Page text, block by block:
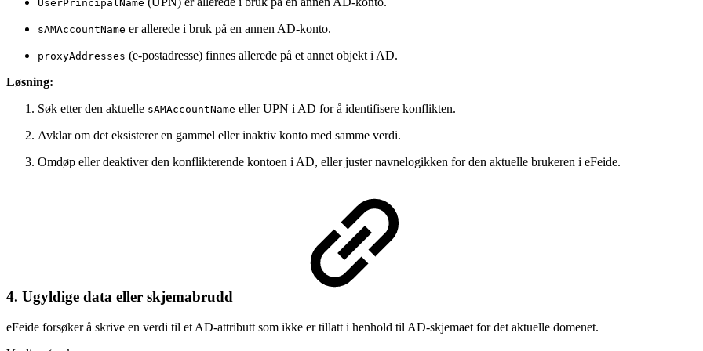
UserPrincipalName
sAMAccountName er allerede i bruk på en annen AD-konto.
proxyAddresses (e-postadresse) finnes allerede på et annet objekt i AD.
Løsning:
Søk etter den aktuelle sAMAccountName eller UPN i AD for å identifisere konflikten.
Avklar om det eksisterer en gammel eller inaktiv konto med samme verdi.
Omdøp eller deaktiver den konflikterende kontoen i AD, eller juster navnelogikken for den aktuelle brukeren i eFeide.
4. Ugyldige data eller skjemabrudd
eFeide forsøker å skrive en verdi til et AD-attributt som ikke er tillatt i henhold til AD-skjemaet for det aktuelle domenet.